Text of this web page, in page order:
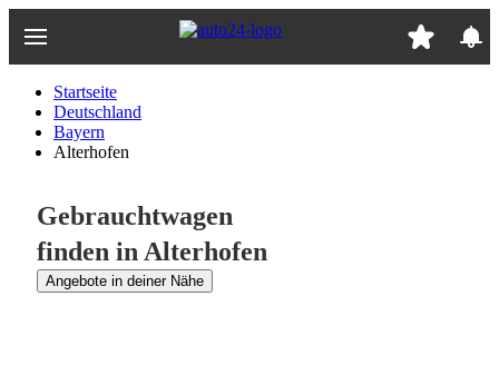
Hauptinhalt
Startseite
Deutschland
Bayern
Alterhofen
Gebrauchtwagen
finden in Alterhofen
Angebote in deiner Nähe